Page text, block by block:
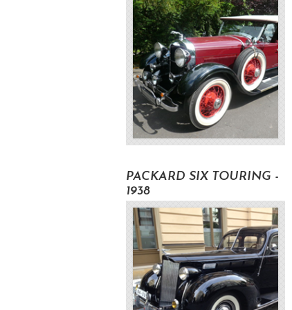
Volat pro zjištění ceny
PACKARD SIX TOURING -
1938